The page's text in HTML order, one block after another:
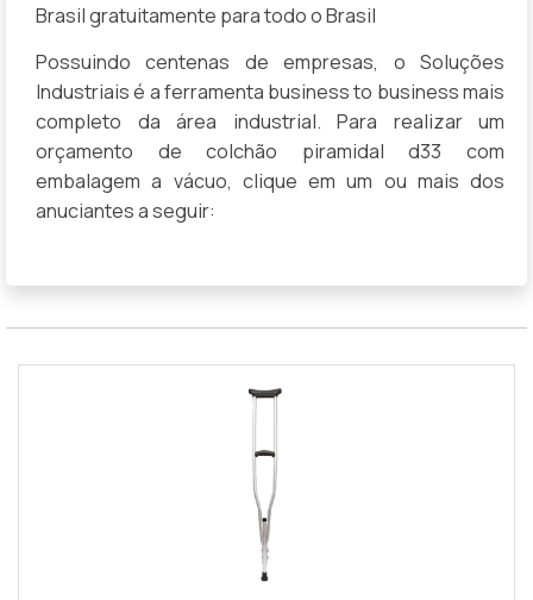
Brasil gratuitamente para todo o Brasil
Possuindo centenas de empresas, o Soluções
Industriais é a ferramenta business to business mais
completo da área industrial. Para realizar um
orçamento de colchão piramidal d33 com
embalagem a vácuo, clique em um ou mais dos
anuciantes a seguir: